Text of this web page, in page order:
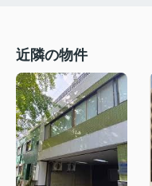
近隣の物件